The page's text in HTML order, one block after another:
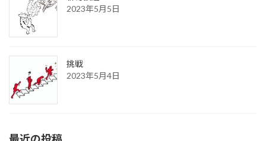
2023年5月5日
挑戦
2023年5月4日